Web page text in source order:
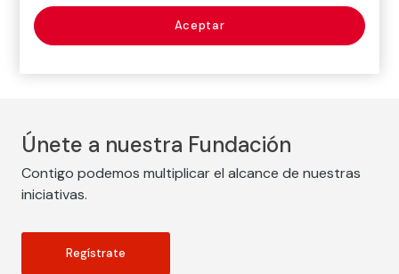
Únete a nuestra Fundación
Contigo podemos multiplicar el alcance de nuestras
iniciativas.
Regístrate
Aceptar